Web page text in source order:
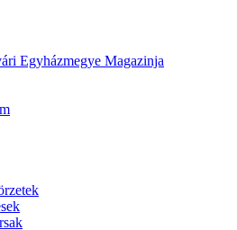
Egyházmegye Magazinja